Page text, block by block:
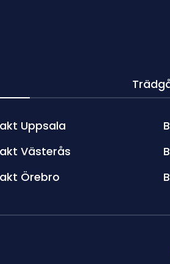
Uppsala
Västerås
Örebro